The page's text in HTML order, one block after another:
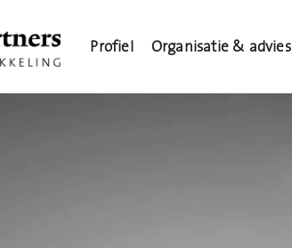
Profiel Organisatie & advies